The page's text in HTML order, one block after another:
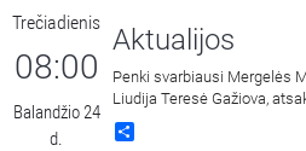
Trečiadienis
08:00
Balandžio 24
d.
Aktualijos
Penki svarbiausi Mergelės
Liudija Teresė Gažiova,
šalių priėmimą Medžiugorėje.